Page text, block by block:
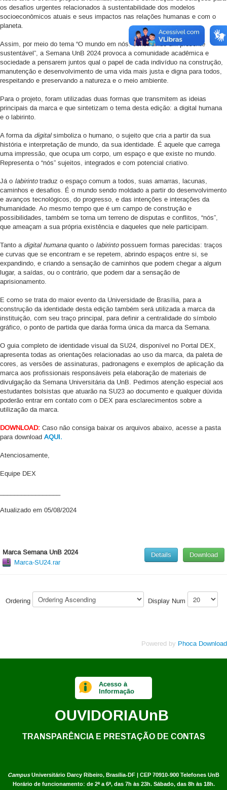
os desafios urgentes relacionados à sustentabilidade dos modelos
socioeconômicos atuais e seus impactos nas relações humanas e com o
planeta.
Assim, por meio do tema “O mundo em nós: construindo um presente
sustentável”, a Semana UnB 2024 provoca a comunidade acadêmica e
sociedade a pensarem juntos qual o papel de cada indivíduo na construção,
manutenção e desenvolvimento de uma vida mais justa e digna para todos,
respeitando e preservando a natureza e o meio ambiente.
Para o projeto, foram utilizadas duas formas que transmitem as ideias
principais da marca e que sintetizam o tema desta edição: a digital humana
e o labirinto.
A forma da digitalsimboliza o humano, o sujeito que cria a partir da sua
história e interpretação de mundo, da sua identidade. É aquele que carrega
uma impressão, que ocupa um corpo, um espaço e que existe no mundo.
Representa o “nós” sujeitos, integrados e com potencial criativo.
Já o labirintotraduz o espaço comum a todos, suas amarras, lacunas,
caminhos e desafios. É o mundo sendo moldado a partir do desenvolvimento
e avanços tecnológicos, do progresso, e das intenções e interações da
humanidade. Ao mesmo tempo que é um campo de construção e
possibilidades, também se torna um terreno de disputas e conflitos, “nós”,
que ameaçam a sua própria existência e daqueles que nele participam.
Tanto a digital humanaquanto o labirintopossuem formas parecidas: traços
e curvas que se encontram e se repetem, abrindo espaços entre si, se
expandindo, e criando a sensação de caminhos que podem chegar a algum
lugar, a saídas, ou o contrário, que podem dar a sensação de
aprisionamento.
E como se trata do maior evento da Universidade de Brasília, para a
construção da identidade desta edição também será utilizada a marca da
instituição, com seu traço principal, para definir a centralidade do símbolo
gráfico, o ponto de partida que daráa forma única da marca da Semana.
O guia completo de identidade visual da SU24, disponível no Portal DEX,
apresenta todas as orientações relacionadas ao uso da marca, da paleta de
cores, as versões de assinaturas, padronagens e exemplos de aplicação da
marca aos profissionais responsáveis pela elaboração de materiais de
divulgação da Semana Universitária da UnB. Pedimos atenção especial aos
estudantes bolsistas que atuarão na SU23 ao documento e qualquer dúvida
poderão entrar em contato com o DEX para esclarecimentos sobre a
utilização da marca.
DOWNLOAD: Caso não consiga baixar os arquivos abaixo, acesse a pasta
para download AQUI.
Atenciosamente,
Equipe DEX
Atualizado em 05/08/2024
Marca Semana UnB 2024
Marca-SU24.rar
Download
Details
Ordering Display Num
Powered by Phoca Download
CampusUniversitário Darcy Ribeiro, Brasília-DF | CEP 70910-900 Telefones UnB
Horário de funcionamento: de 2ª a 6ª, das 7h às 23h. Sábado, das 8h às 18h.
Acesso à
Informação
OUVIDORIAUnB
TRANSPARÊNCIA E PRESTAÇÃO DE CONTAS